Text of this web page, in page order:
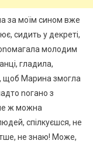
за моїм сином вже
сидить у декреті,
молодим
гладила,
щоб Марина змогла
nогано з
ж можна
спілкуєшся, не
не знаю! Може,